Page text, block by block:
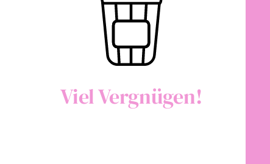
Viel Vergnügen!